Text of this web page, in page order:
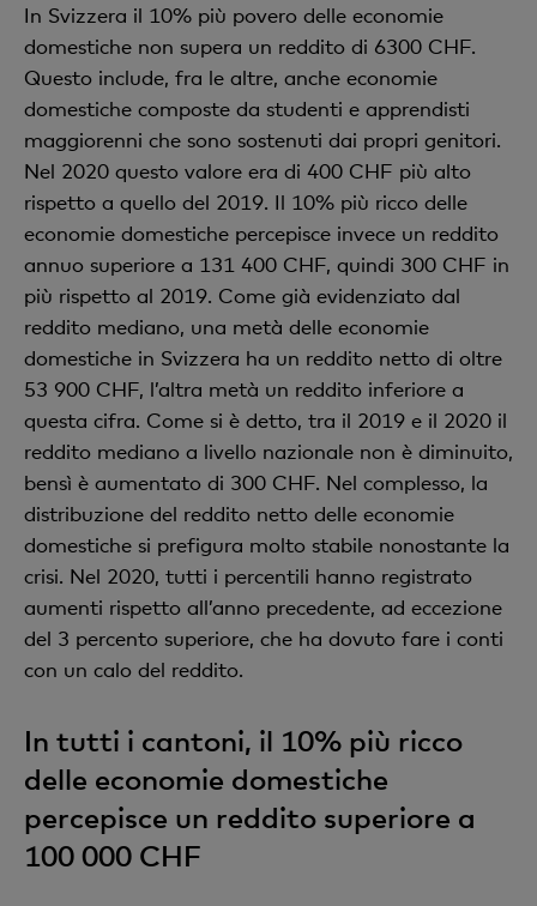
In Svizzera il 10% più povero delle economie
domestiche non supera un reddito di 6300 CHF.
Questo include, fra le altre, anche economie
domestiche composte da studenti e apprendisti
maggiorenni che sono sostenuti dai propri genitori.
Nel 2020 questo valore era di 400 CHF più alto
rispetto a quello del 2019. Il 10% più ricco delle
economie domestiche percepisce invece un reddito
annuo superiore a 131 400 CHF, quindi 300 CHF in
più rispetto al 2019. Come già evidenziato dal
reddito mediano, una metà delle economie
domestiche in Svizzera ha un reddito netto di oltre
53 900 CHF, l’altra metà un reddito inferiore a
questa cifra. Come si è detto, tra il 2019 e il 2020 il
reddito mediano a livello nazionale non è diminuito,
bensì è aumentato di 300 CHF. Nel complesso, la
distribuzione del reddito netto delle economie
domestiche si prefigura molto stabile nonostante la
crisi. Nel 2020, tutti i percentili hanno registrato
aumenti rispetto all’anno precedente, ad eccezione
del 3 percento superiore, che ha dovuto fare i conti
con un calo del reddito.
In tutti i cantoni, il 10% più ricco
delle economie domestiche
percepisce un reddito superiore a
100 000 CHF